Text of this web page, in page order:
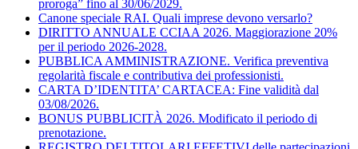
proroga” fino al 30/06/2029.
Canone speciale RAI. Quali imprese devono versarlo?
DIRITTO ANNUALE CCIAA 2026. Maggiorazione 20%
per il periodo 2026-2028.
PUBBLICA AMMINISTRAZIONE. Verifica preventiva
regolarità fiscale e contributiva dei professionisti.
CARTA D’IDENTITA’ CARTACEA: Fine validità dal
03/08/2026.
BONUS PUBBLICITÀ 2026. Modificato il periodo di
prenotazione.